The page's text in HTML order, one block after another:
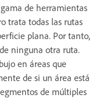
de herramientas
trata todas las rutas
plana. Por tanto,
ninguna otra ruta.
en áreas que
de si un área está
de múltiples